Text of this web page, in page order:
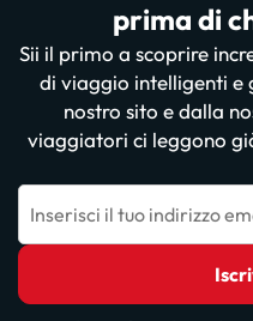
prima di
Sii il primo a scoprire
di viaggio intelligenti
nostro sito e dalla
viaggiatori ci leggono
Inserisci il tuo indirizzo